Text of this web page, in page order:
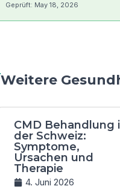
Geprüft: May 18, 2026
Weitere
CMD Behandlung
der Schweiz:
Symptome,
Ursachen und
Therapie
4. Juni 2026